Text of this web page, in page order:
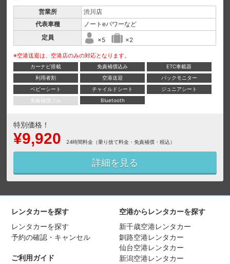
営業所
渋川店
代表車種
ノートeパワーなど
定員
×5 ×2
※空港送迎は、空港店のみの対応となります。
カーナビ搭載 免責補償込み
ETC車載器
利用者割
空港送迎
バックモニター
ベビーシート
チャイルドシート
ジュニアシート
免責補償フル
Bluetooth
特別価格！
¥9,920 24時間料金（乗り捨て料金・免責補償・税込）
詳細を見る
レンタカーを探す
レンタカーを探す
予約の確認・キャンセル
ご利用ガイド
空港からレンタカーを探す
新千歳空港レンタカー
釧路空港レンタカー
仙台空港レンタカー
新潟空港レンタカー